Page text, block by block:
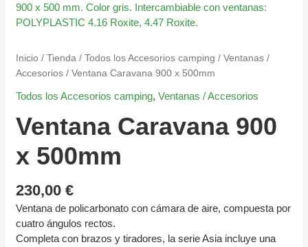
Inicio /Tienda /Todos los Accesorios camping /Ventanas /
Accesorios / Ventana Caravana 900 x 500mm
Todos los Accesorios camping,Ventanas / Accesorios
Ventana Caravana 900
x 500mm
230,00€
Ventana de policarbonato con cámara de aire, compuesta por
cuatro ángulos rectos.
Completa con brazos y tiradores, la serie Asia incluye una